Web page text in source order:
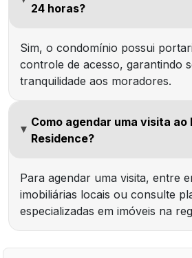
24 horas?
Sim, o condomínio possui
controle de acesso, garantindo
tranquilidade aos moradores.
Como agendar uma visita ao
Residence?
Para agendar uma visita, entre
imobiliárias locais ou consulte
especializadas em imóveis na